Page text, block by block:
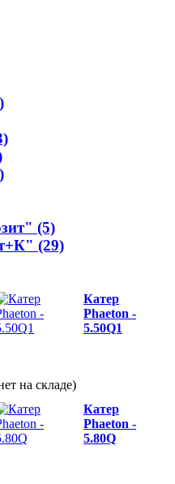
(5)
(29)
Катер
Phaeton -
5.50Q1
на складе)
Катер
Phaeton -
5.80Q